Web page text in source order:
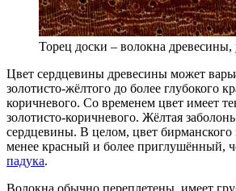
Торец доски – волокна древесины,
Цвет сердцевины древесины может
золотисто-жёлтого до более глубокого
коричневого. Со временем цвет имеет
золотисто-коричневого. Жёлтая
сердцевины. В целом, цвет бирманского
менее красный и более приглушённый,
падука.
Волокна обычно переплетены, имеет